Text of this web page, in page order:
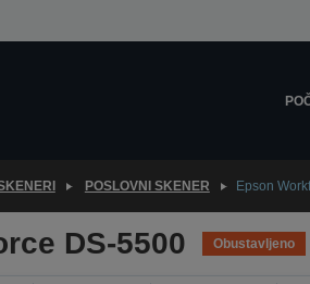
POSLOVNI SKENER Epson
DS-5500 Obustavljeno